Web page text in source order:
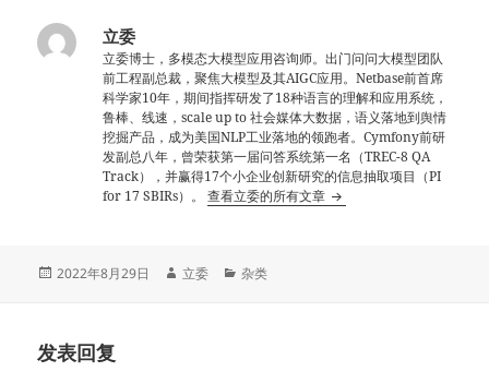
立委
立委博士，多模态大模型应用咨询师。出门问问大模型团队
前工程副总裁，聚焦大模型及其AIGC应用。Netbase前首席
科学家10年，期间指挥研发了18种语言的理解和应用系统，
鲁棒、线速，scale up to 社会媒体大数据，语义落地到舆情
挖掘产品，成为美国NLP工业落地的领跑者。Cymfony前研
发副总八年，曾荣获第一届问答系统第一名（TREC-8 QA
Track），并赢得17个小企业创新研究的信息抽取项目（PI
for 17 SBIRs）。查看立委的所有文章
发
2022年8月29日
作
立委
分
杂类
发表回复